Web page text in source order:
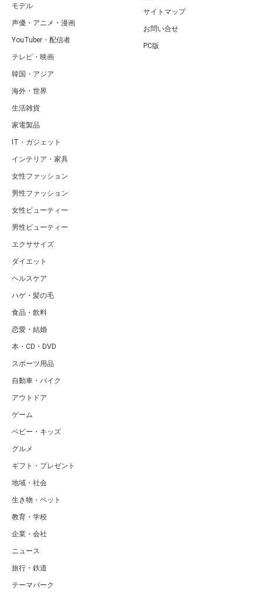
モデル
声優・アニメ・漫画
YouTuber・配信者
テレビ・映画
韓国・アジア
海外・世界
生活雑貨
家電製品
IT・ガジェット
インテリア・家具
女性ファッション
男性ファッション
女性ビューティー
男性ビューティー
エクササイズ
ダイエット
ヘルスケア
ハゲ・髪の毛
食品・飲料
恋愛・結婚
本・CD・DVD
スポーツ用品
自動車・バイク
アウトドア
ゲーム
ベビー・キッズ
グルメ
ギフト・プレゼント
地域・社会
生き物・ペット
教育・学校
企業・会社
ニュース
旅行・鉄道
テーマパーク
サイトマップ
お問い合せ
PC版